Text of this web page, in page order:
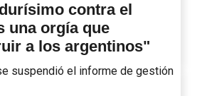
contra el
una orgía que
a los argentinos"